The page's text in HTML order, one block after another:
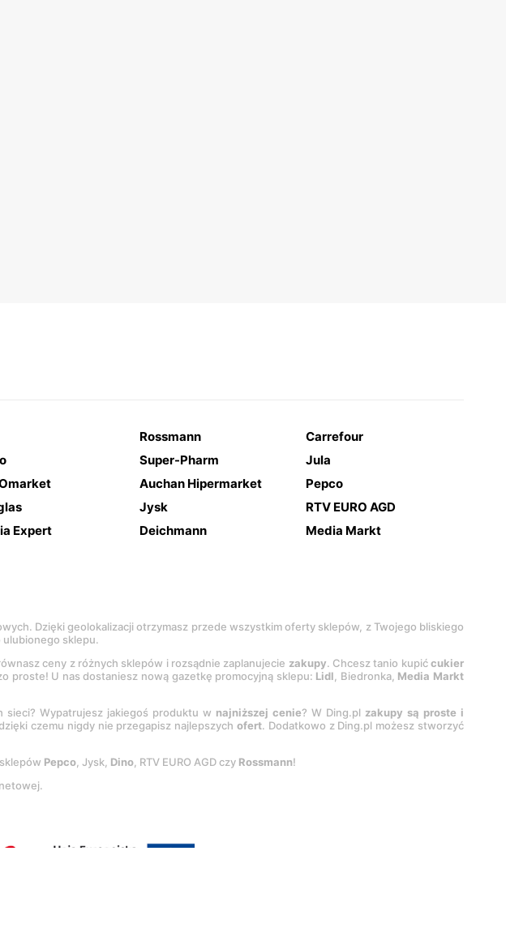
Rossmann
Carrefour
Super-Pharm
Jula
Auchan Hipermarket
Pepco
Jysk
RTV EURO AGD
Expert Deichmann Media Markt
Dzięki geolokalizacji otrzymasz przede wszystkim oferty sklepów, z Twojego bliskiego
sklepu.
ceny z różnych sklepów i rozsądnie zaplanujecie zakupy. Chcesz tanio kupićcukier
proste! U nas dostaniesz nową gazetkę promocyjną sklepu: Lidl, Biedronka, Media Markt
sieci? Wypatrujesz jakiegoś produktu w najniższej cenie? W Ding.pl zakupy są proste i
czemu nigdy nie przegapisz najlepszychofert. Dodatkowo z Ding.pl możesz stworzyć
Pepco, Jysk, Dino, RTV EURO AGD czy Rossmann!